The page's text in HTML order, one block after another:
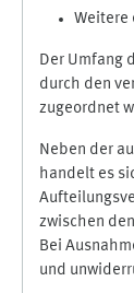
Weitere
Der Umfang
durch den
zugeordnet
Neben der
handelt es
zwischen
Bei
und